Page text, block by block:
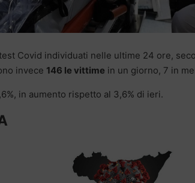
Covid individuati nelle ultime 24 ore,
invece 146 le vittime in un giorno, 7 in
in aumento rispetto al 3,6% di ieri.